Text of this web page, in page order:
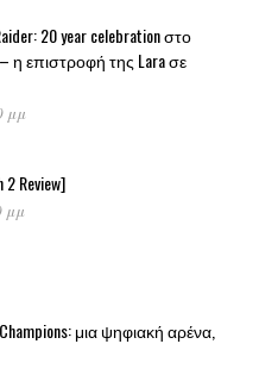
20 year celebration στο
η επιστροφή της Lara σε
μμ
2 Review]
μμ
μια ψηφιακή αρένα,